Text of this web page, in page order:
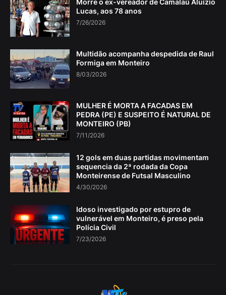
Morre o ex-vereador de Camalaú Aluízio
Lucas, aos 78 anos
7/26/2026
Multidão acompanha despedida de Raul
Formiga em Monteiro
8/03/2026
MULHER É MORTA A FACADAS EM
PEDRA (PE) E SUSPEITO É NATURAL DE
MONTEIRO (PB)
7/11/2026
12 gols em duas partidas movimentam
sequencia da 2ª rodada da Copa
Monteirense de Futsal Masculino
4/30/2026
Idoso investigado por estupro de
vulnerável em Monteiro, é preso pela
Polícia Civil
7/23/2026